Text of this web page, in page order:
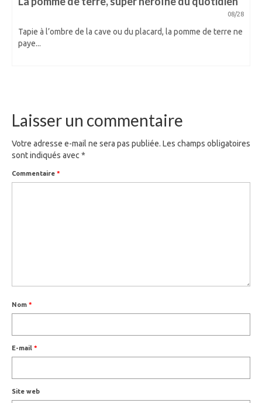
08/28
Tapie à l’ombre de la cave ou du placard, la pomme de terre ne
paye...
Laisser un commentaire
Votre adresse e-mail ne sera pas publiée. Les champs obligatoires
sont indiqués avec *
Commentaire *
Nom *
E-mail *
Site web